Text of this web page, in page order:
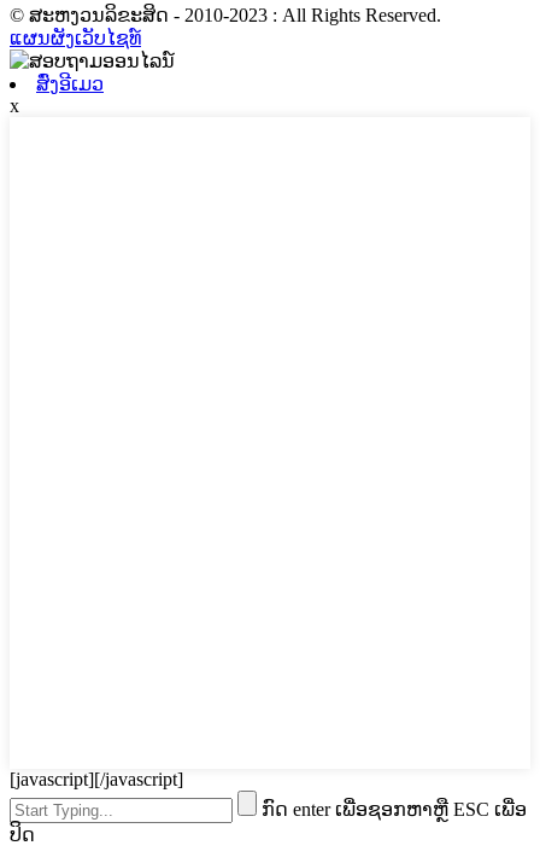
© ສະຫງວນລິຂະສິດ - 2010-2023 : All Rights Reserved.
ແຜນຜັງເວັບໄຊທ໌
ສົ່ງອີເມວ
x
[javascript][/javascript]
ກົດ enter ເພື່ອຊອກຫາຫຼື ESC ເພື່ອ
ປິດ